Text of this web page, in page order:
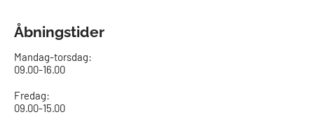
Åbningstider
Mandag-torsdag:
09.00-16.00​
Fredag:
09.00-15.00